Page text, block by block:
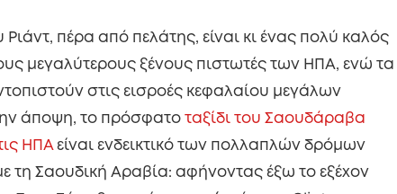
πέρα από πελάτης, είναι κι ένας πολύ καλός
μεγαλύτερους ξένους πιστωτές των ΗΠΑ, ενώ τα
στις εισροές κεφαλαίου μεγάλων
άποψη, το πρόσφατο ταξίδι του Σαουδάραβα
ΗΠΑ είναι ενδεικτικό των πολλαπλών δρόμων
τη Σαουδική Αραβία: αφήνοντας έξω το εξέχον